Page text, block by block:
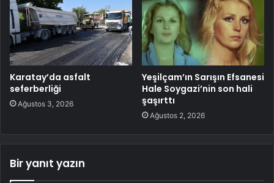
Karatay’da asfalt
seferberliği
Ağustos 3, 2026
Yeşilçam’ın Sarışın Efsanesi
Hale Soygazi’nin son hali
şaşırttı
Ağustos 2, 2026
Bir yanıt yazın